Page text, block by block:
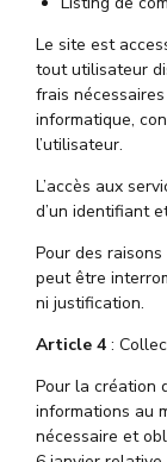
Le site est
tout utilisateur
frais
informatique,
l’utilisateur.
L’accès aux
d’un identifiant
Pour des
peut être
ni justification.
Article 4 :
Pour la création
informations au
nécessaire et